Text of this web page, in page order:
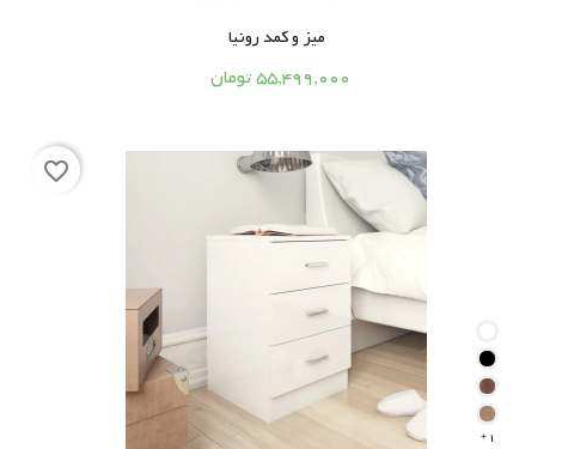
میز و کمد رونیا


55,499,000 تومان
1

favorite_border